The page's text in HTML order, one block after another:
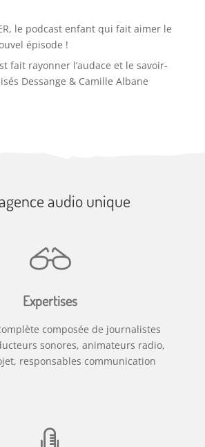
le podcast enfant qui fait aimer le
épisode !
fait rayonner l’audace et le savoir-
Dessange & Camille Albane
audio unique
Expertises
composée de journalistes
sonores, animateurs radio,
responsables communication